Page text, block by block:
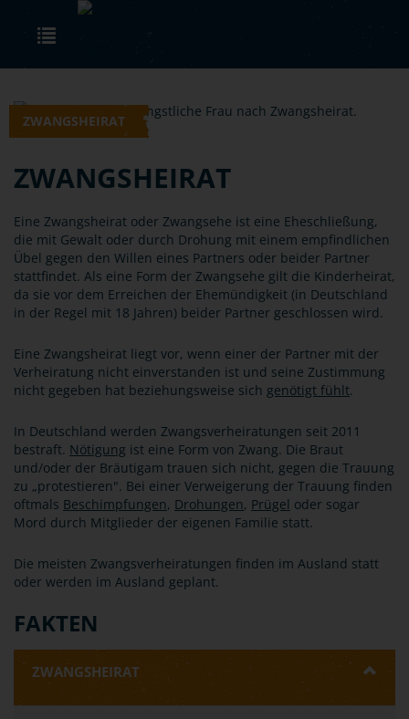
Skip to main content
ZWANGSHEIRAT
ZWANGSHEIRAT
Eine Zwangsheirat oder Zwangsehe ist eine Eheschließung,
die mit Gewalt oder durch Drohung mit einem empfindlichen
Übel gegen den Willen eines Partners oder beider Partner
stattfindet. Als eine Form der Zwangsehe gilt die Kinderheirat,
da sie vor dem Erreichen der Ehemündigkeit (in Deutschland
in der Regel mit 18 Jahren) beider Partner geschlossen wird.
Eine Zwangsheirat liegt vor, wenn einer der Partner mit der
Verheiratung nicht einverstanden ist und seine Zustimmung
nicht gegeben hat beziehungsweise sich genötigt fühlt.
In Deutschland werden Zwangsverheiratungen seit 2011
bestraft. Nötigung ist eine Form von Zwang. Die Braut
und/oder der Bräutigam trauen sich nicht, gegen die Trauung
zu „protestieren". Bei einer Verweigerung der Trauung finden
oftmals Beschimpfungen, Drohungen, Prügel oder sogar
Mord durch Mitglieder der eigenen Familie statt.
Die meisten Zwangsverheiratungen finden im Ausland statt
oder werden im Ausland geplant.
FAKTEN
ZWANGSHEIRAT